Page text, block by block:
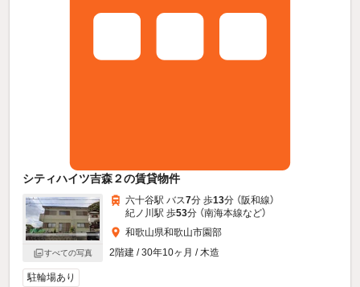
シティハイツ吉森２の賃貸物件
すべての写真
六十谷駅 バス7分 歩13分 （阪和線）
紀ノ川駅 歩53分 （南海本線など）
和歌山県和歌山市園部
2階建 / 30年10ヶ月 / 木造
駐輪場あり